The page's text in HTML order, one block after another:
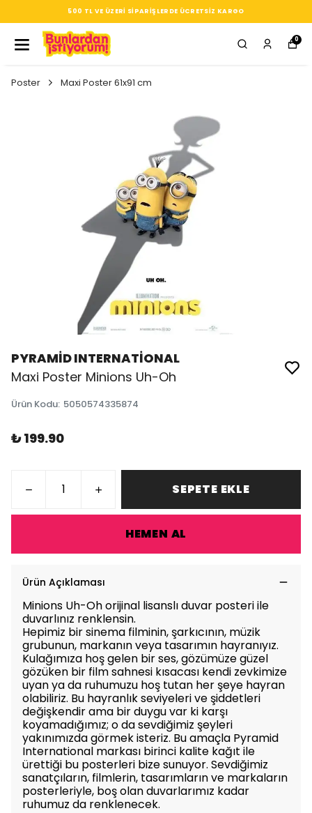
SEÇTIĞIN HER ÜRÜN, TARZINA DAIR KÜÇÜK
0
Poster Maxi Poster 61x91 cm
PYRAMİD INTERNATİONAL
Maxi Poster Minions Uh-Oh
Ürün Kodu: 5050574335874
₺ 199.90
SEPETE EKLE
HEMEN AL
Ürün Açıklaması
Minions Uh-Oh orijinal lisanslı duvar posteri ile
duvarlınız renklensin.
Hepimiz bir sinema filminin, şarkıcının, müzik
grubunun, markanın veya tasarımın hayranıyız.
Kulağımıza hoş gelen bir ses, gözümüze güzel
gözüken bir film sahnesi kısacası kendi zevkimize
uyan ya da ruhumuzu hoş tutan her şeye hayran
olabiliriz. Bu hayranlık seviyeleri ve şiddetleri
değişkendir ama bir duygu var ki karşı
koyamadığımız; o da sevdiğimiz şeyleri
yakınımızda görmek isteriz. Bu amaçla Pyramid
International markası birinci kalite kağıt ile
ürettiği bu posterleri bize sunuyor. Sevdiğimiz
sanatçıların, filmlerin, tasarımların ve markaların
posterleriyle, boş olan duvarlarımız kadar
ruhumuz da renklenecek.